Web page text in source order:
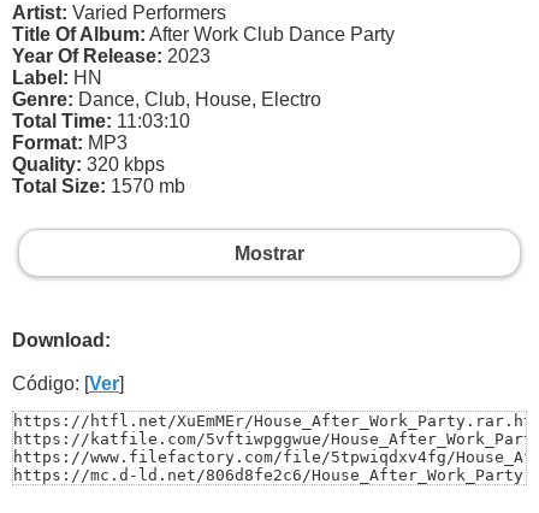
Artist: Varied Performers
Title Of Album: After Work Club Dance Party
Year Of Release: 2023
Label: HN
Genre: Dance, Club, House, Electro
Total Time: 11:03:10
Format: MP3
Quality: 320 kbps
Total Size: 1570 mb
Mostrar
Download:
Código: [Ver]
https://htfl.net/XuEmMEr/
https://katfile.com/5vftiwpggwue/
https://www.filefactory.com/file/5tpwiqdxv4fg/
https://mc.d-ld.net/806d8fe2c6/